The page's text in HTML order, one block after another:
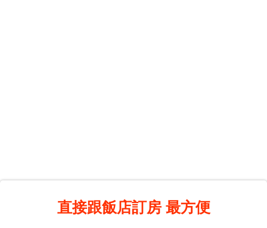
直接跟飯店訂房 最方便